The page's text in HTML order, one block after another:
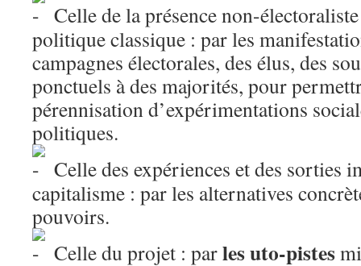
Celle de la présence non-
politique classique : par les
campagnes électorales, des élus, des
ponctuels à des majorités, pour
pérennisation d’expérimentations
politiques.
Celle des expériences et des sorties
capitalisme : par les alternatives
pouvoirs.
Celle du projet : parles uto-pistes